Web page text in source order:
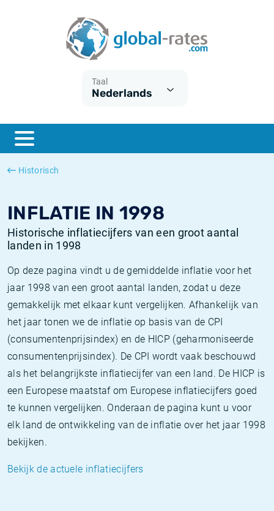
Taal
Nederlands
Historisch
INFLATIE IN 1998
Historische inflatiecijfers van een groot aantal
landen in 1998
Op deze pagina vindt u de gemiddelde inflatie voor het
jaar 1998 van een groot aantal landen, zodat u deze
gemakkelijk met elkaar kunt vergelijken. Afhankelijk van
het jaar tonen we de inflatie op basis van de CPI
(consumentenprijsindex) en de HICP (geharmoniseerde
consumentenprijsindex). De CPI wordt vaak beschouwd
als het belangrijkste inflatiecijfer van een land. De HICP is
een Europese maatstaf om Europese inflatiecijfers goed
te kunnen vergelijken. Onderaan de pagina kunt u voor
elk land de ontwikkeling van de inflatie over het jaar 1998
bekijken.
Bekijk de actuele inflatiecijfers
ESTER
SONIA
Wat is CPI inflatie?
Wat is HICP inflatie?
Nederlandse inflatie - CPI
Amerikaanse inflatie - CPI
Euribor historie
SOFR historie
TONAR historie
Inflatiecalculator